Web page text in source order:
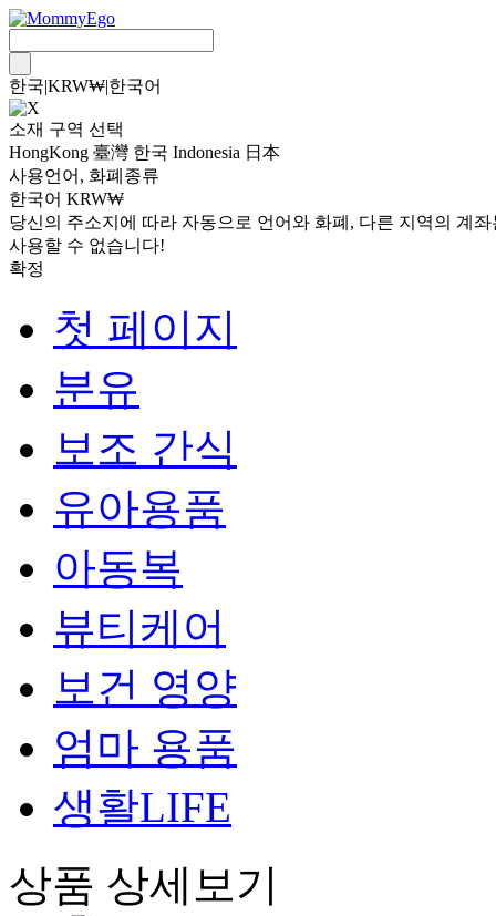
한국|KRW₩|한국어
소재 구역 선택
HongKong 臺灣 한국 Indonesia 日本
사용언어, 화폐종류
한국어 KRW₩
당신의 주소지에 따라 자동으로 언어와 화폐, 다른 지역의 계
사용할 수 없습니다!
확정
첫 페이지
분유
보조 간식
유아용품
아동복
뷰티케어
보건 영양
엄마 용품
생활LIFE
상품 상세보기